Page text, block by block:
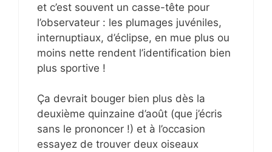
et c’est souvent un casse-tête pour
l’observateur : les plumages juvéniles,
internuptiaux, d’éclipse, en mue plus ou
moins nette rendent l’identification bien
plus sportive !
Ça devrait bouger bien plus dès la
deuxième quinzaine d’août (que j’écris
sans le prononcer !) et à l’occasion
essayez de trouver deux oiseaux